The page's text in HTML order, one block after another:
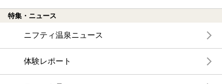
特集・ニュース
ニフティ温泉ニュース
体験レポート